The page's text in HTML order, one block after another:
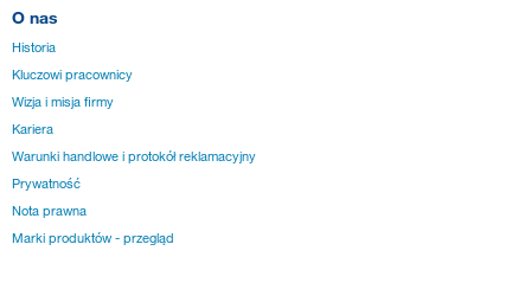
O nas
Historia
Kluczowi pracownicy
Wizja i misja firmy
Kariera
Warunki handlowe i protokół reklamacyjny
Prywatność
Nota prawna
Marki produktów - przegląd